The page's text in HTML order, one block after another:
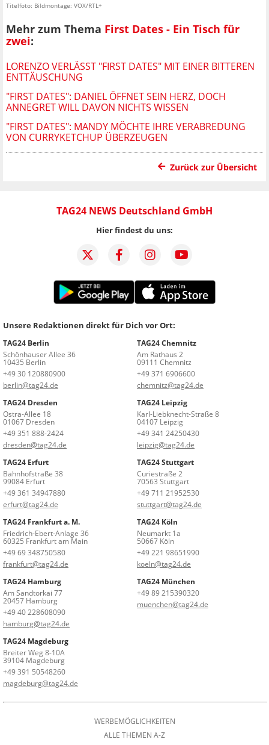
Titelfoto: Bildmontage: VOX/RTL+
Mehr zum Thema First Dates - Ein Tisch für
zwei:
LORENZO VERLÄSST "FIRST DATES" MIT EINER BITTEREN
ENTTÄUSCHUNG
"FIRST DATES": DANIEL ÖFFNET SEIN HERZ, DOCH
ANNEGRET WILL DAVON NICHTS WISSEN
"FIRST DATES": MANDY MÖCHTE IHRE VERABREDUNG
VON CURRYKETCHUP ÜBERZEUGEN
Zurück zur Übersicht
TAG24 NEWS Deutschland GmbH
Hier findest du uns:
Unsere Redaktionen direkt für Dich vor Ort:
TAG24 Berlin
Schönhauser Allee 36
10435 Berlin
+49 30 120880900
berlin@tag24.de
TAG24 Chemnitz
Am Rathaus 2
09111 Chemnitz
+49 371 6906600
chemnitz@tag24.de
TAG24 Dresden
Ostra-Allee 18
01067 Dresden
+49 351 888-2424
dresden@tag24.de
TAG24 Leipzig
Karl-Liebknecht-Straße 8
04107 Leipzig
+49 341 24250430
leipzig@tag24.de
TAG24 Erfurt
Bahnhofstraße 38
99084 Erfurt
+49 361 34947880
erfurt@tag24.de
TAG24 Stuttgart
Curiestraße 2
70563 Stuttgart
+49 711 21952530
stuttgart@tag24.de
TAG24 Frankfurt a. M.
Friedrich-Ebert-Anlage 36
60325 Frankfurt am Main
+49 69 348750580
frankfurt@tag24.de
TAG24 Köln
Neumarkt 1a
50667 Köln
+49 221 98651990
koeln@tag24.de
TAG24 Hamburg
Am Sandtorkai 77
20457 Hamburg
+49 40 228608090
hamburg@tag24.de
TAG24 München
+49 89 215390320
muenchen@tag24.de
TAG24 Magdeburg
Breiter Weg 8-10A
39104 Magdeburg
+49 391 50548260
magdeburg@tag24.de
WERBEMÖGLICHKEITEN
ALLE THEMEN A-Z